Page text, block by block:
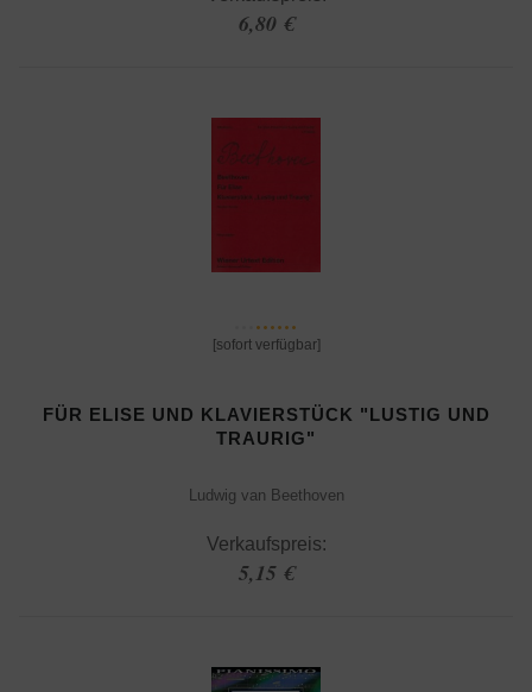
6,80 €
[sofort verfügbar]
FÜR ELISE UND KLAVIERSTÜCK "LUSTIG UND
TRAURIG"
Ludwig van Beethoven
Verkaufspreis:
5,15 €